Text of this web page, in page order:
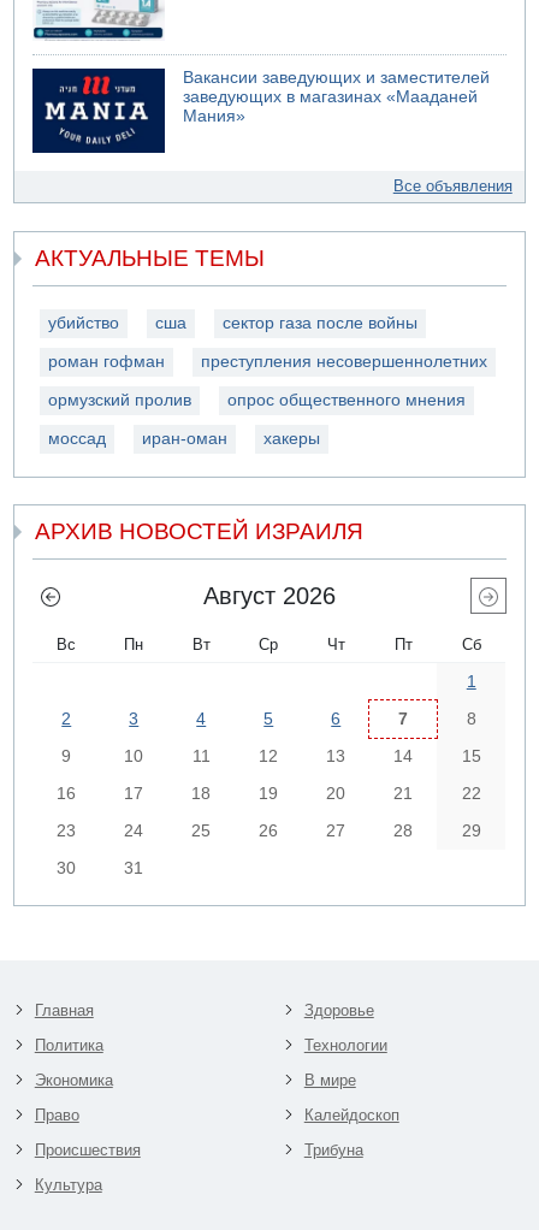
Вакансии заведующих и заместителей
заведующих в магазинах «Мааданей
Мания»
Все объявления
АКТУАЛЬНЫЕ ТЕМЫ
убийство сша сектор газа после войны
роман гофман преступления несовершеннолетних
ормузский пролив опрос общественного мнения
моссад иран-оман хакеры
АРХИВ НОВОСТЕЙ ИЗРАИЛЯ
Август 2026
Вс Пн Вт Ср Чт Пт Сб
1
2
3 4 5 6 7
8
9
10 11 12 13 14
15
16
17 18 19 20 21
22
23
24 25 26 27 28
29
30
31
Главная
Политика
Экономика
Право
Происшествия
Культура
Здоровье
Технологии
В мире
Калейдоскоп
Трибуна